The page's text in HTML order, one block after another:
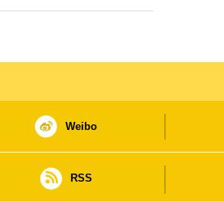
Weibo
RSS